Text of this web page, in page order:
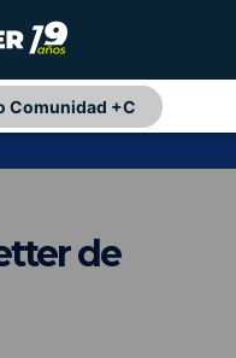
Comunidad +C
de